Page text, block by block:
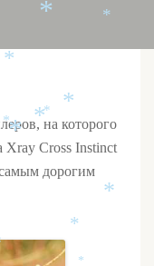
на которого
Xray Cross Instinct
самым дорогим
*
*
*
*
* *
*
*
*
*